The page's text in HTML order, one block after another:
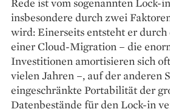
insbesondere durch zwei
wird: Einerseits entsteht er durch
einer Cloud-Migration – die
Investitionen amortisieren sich
vielen Jahren –, auf der anderen
eingeschränkte Portabilität der
Datenbestände für den Lock-in